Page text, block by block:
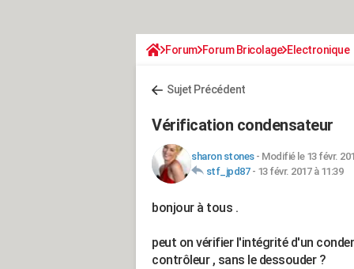
Forum Forum Bricolage Electronique
Sujet Précédent
Vérification condensateur
sharon stones- Modifié le 13 févr.
stf_jpd87- 13 févr. 2017 à 11:39
bonjour à tous .
peut on vérifier l'intégrité d'un
contrôleur , sans le dessouder ?